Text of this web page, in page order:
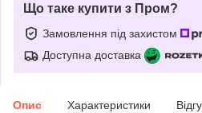
Що таке купити з Пром?
Замовлення під захистом
Доступна доставка
Опис Характеристики